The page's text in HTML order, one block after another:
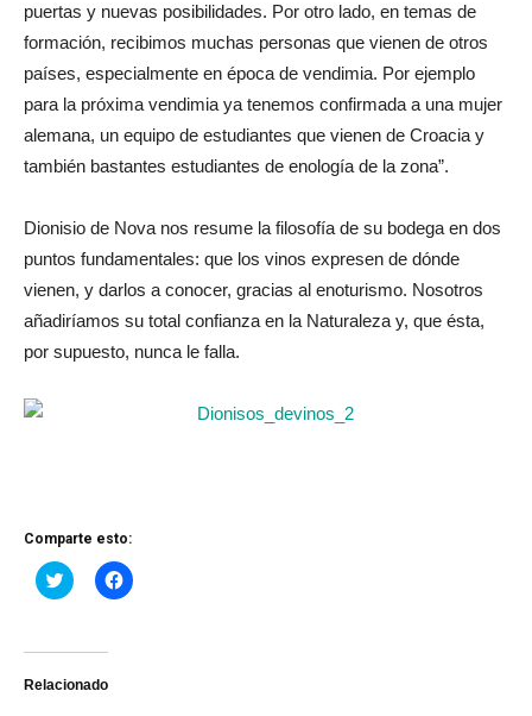
puertas y nuevas posibilidades. Por otro lado, en temas de
formación, recibimos muchas personas que vienen de otros
países, especialmente en época de vendimia. Por ejemplo
para la próxima vendimia ya tenemos confirmada a una mujer
alemana, un equipo de estudiantes que vienen de Croacia y
también bastantes estudiantes de enología de la zona”.
Dionisio de Nova nos resume la filosofía de su bodega en dos
puntos fundamentales: que los vinos expresen de dónde
vienen, y darlos a conocer, gracias al enoturismo. Nosotros
añadiríamos su total confianza en la Naturaleza y, que ésta,
por supuesto, nunca le falla.
Comparte esto:
Haz
clic
Twitter
abre
Haz
clic
Relacionado